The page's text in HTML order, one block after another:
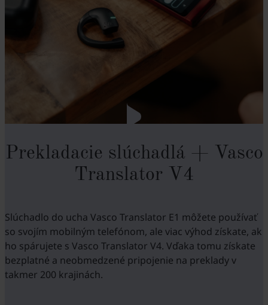
Prekladacie slúchadlá + Vasco
Translator V4
Slúchadlo do ucha Vasco Translator E1 môžete používať
so svojím mobilným telefónom, ale viac výhod získate, ak
ho spárujete s Vasco Translator V4. Vďaka tomu získate
bezplatné a neobmedzené pripojenie na preklady v
takmer 200 krajinách.